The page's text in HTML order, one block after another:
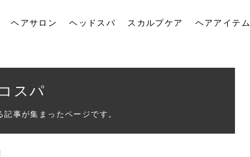
ヘアサロン ヘッドスパ スカルプケア ヘアアイテム
コスパ
記事が集まったページです。